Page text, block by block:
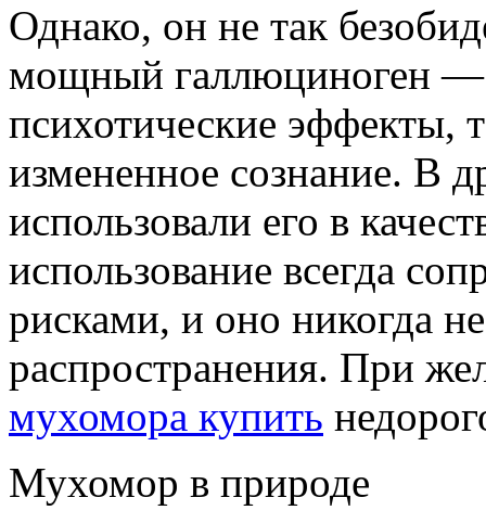
Однако, он не так
мощный галлюциноген —
психотические эффекты,
измененное сознание. В
использовали его в
использование всегда
рисками, и оно никогда
распространения. При
мухомора купить
Мухомор в природе